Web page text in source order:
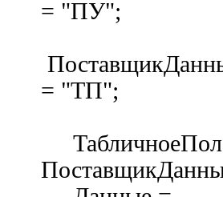
= "ПУ";
= "ТП";